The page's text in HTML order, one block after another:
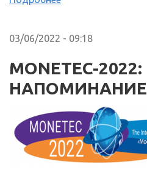
03/06/2022 - 09:18
MONETEC-2022:
НАПОМИНАНИЕ